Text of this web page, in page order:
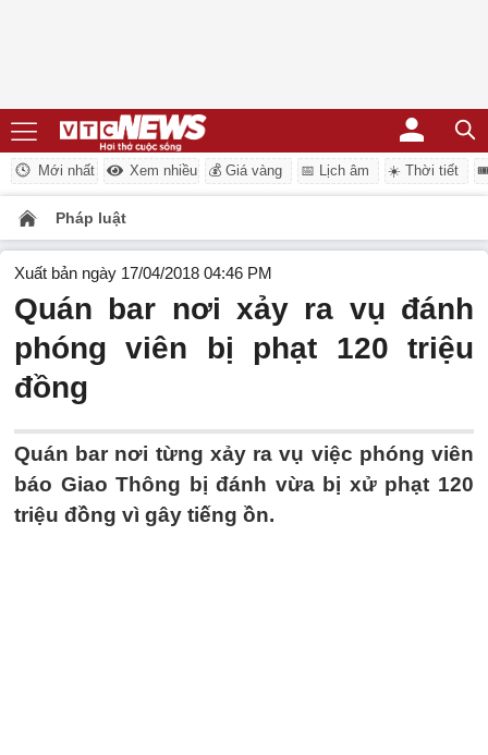
Mới nhất Xem nhiều 💰 Giá vàng 📅 Lịch âm ☀️ Thời tiết
Pháp luật
Xuất bản ngày 17/04/2018 04:46 PM
Quán bar nơi xảy ra vụ đánh
phóng viên bị phạt 120 triệu
đồng
Quán bar nơi từng xảy ra vụ việc phóng viên
báo Giao Thông bị đánh vừa bị xử phạt 120
triệu đồng vì gây tiếng ồn.